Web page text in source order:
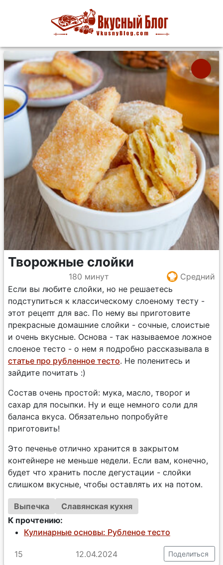
Творожные слойки
180 минут
Средний
Если вы любите слойки, но не решаетесь
подступиться к классическому слоеному тесту -
этот рецепт для вас. По нему вы приготовите
прекрасные домашние слойки - сочные, слоистые
и очень вкусные. Основа - так называемое ложное
слоеное тесто - о нем я подробно рассказывала в
статье про рубленное тесто. Не поленитесь и
зайдите почитать :)
Состав очень простой: мука, масло, творог и
сахар для посыпки. Ну и еще немного соли для
баланса вкуса. Обязательно попробуйте
приготовить!
Это печенье отлично хранится в закрытом
контейнере не меньше недели. Если вам, конечно,
будет что хранить после дегустации - слойки
слишком вкусные, чтобы оставлять их на потом.
Выпечка
Славянская кухня
К прочтению:
Кулинарные основы: Рубленое тесто
15 12.04.2024 Поделиться